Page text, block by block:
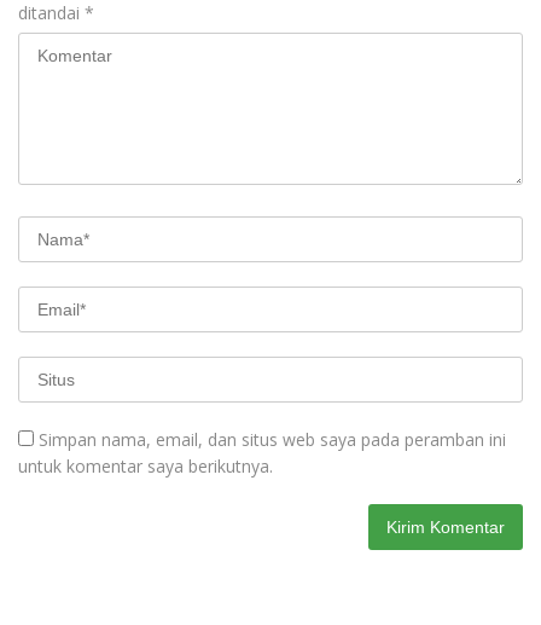
ditandai *
Simpan nama, email, dan situs web saya pada peramban ini
untuk komentar saya berikutnya.